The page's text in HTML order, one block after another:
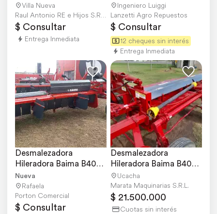
Villa Nueva
$ Consultar
Entrega Inmediata
Ingeniero Luiggi
Lanzetti Agro Repuestos
$ Consultar
12 cheques sin interés
Entrega Inmediata
Desmalezadora
Hileradora Baima B400
Cardánica Nueva
Nueva
Rafaela
Porton Comercial
$ Consultar
Desmalezadora
Hileradora Baima B400
(reparada)
Ucacha
Marata Maquinarias S.R.L.
$ 21.500.000
Cuotas sin interés